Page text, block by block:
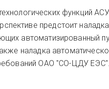
функций
предстоит
автоматизированный
наладка
ОАО "СО-ЦДУ ЕЭС".